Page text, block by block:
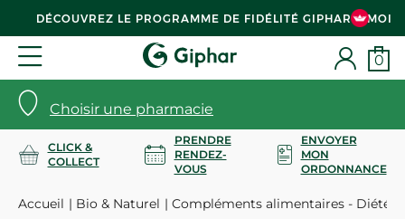
DÉCOUVREZ LE PROGRAMME DE FIDÉLITÉ GIPHAR & MOI
Choisir une pharmacie
0
CLICK &
COLLECT
PRENDRE
RENDEZ-
VOUS
ENVOYER
MON
ORDONNANCE
Accueil Bio & Naturel Compléments alimentaires -